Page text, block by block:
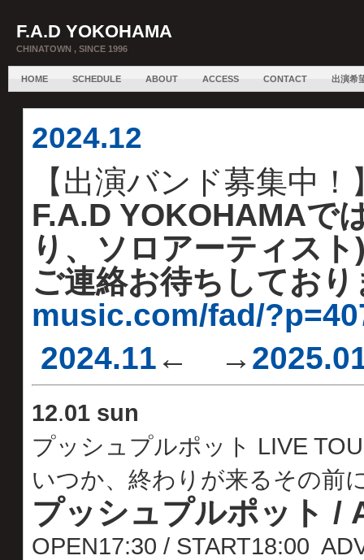
F.A.D YOKOHAMA
CHINATOWN , SINCE 1996
HOME SCHEDULE ABOUT ACCESS CONTACT 出演希
2024.12
【出演バンド募集中！
F.A.D YOKOHAMAで
り、ソロアーティス
ご連絡お待ちしてお
music.com/fad/
2024.11 ← →
12.01 sun
プッシュプルポット LIVE
いつか、終わりが来るその前
プッシュプルポット /
OPEN17:30 / START18:00